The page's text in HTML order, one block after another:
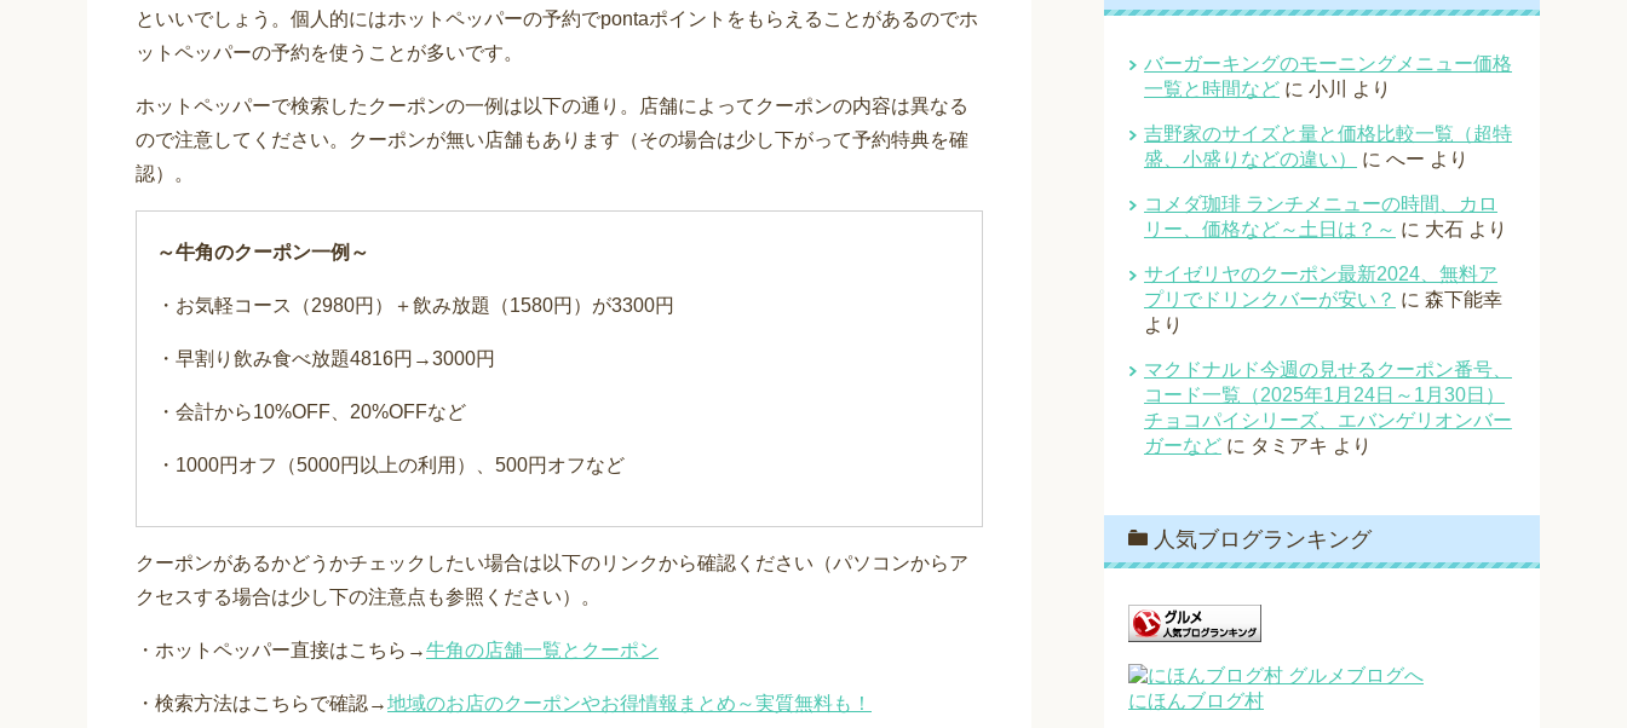
といいでしょう。個人的にはホットペッパーの予約でpontaポイントをもらえることがあるのでホ
ットペッパーの予約を使うことが多いです。
ホットペッパーで検索したクーポンの一例は以下の通り。店舗によってクーポンの内容は異なる
ので注意してください。クーポンが無い店舗もあります（その場合は少し下がって予約特典を確
認）。
～牛角のクーポン一例～
・お気軽コース（2980円）＋飲み放題（1580円）が3300円
・早割り飲み食べ放題4816円→3000円
・会計から10%OFF、20%OFFなど
・1000円オフ（5000円以上の利用）、500円オフなど
クーポンがあるかどうかチェックしたい場合は以下のリンクから確認ください（パソコンからア
クセスする場合は少し下の注意点も参照ください）。
・ホットペッパー直接はこちら→牛角の店舗一覧とクーポン
・検索方法はこちらで確認→地域のお店のクーポンやお得情報まとめ～実質無料も！
バーガーキングのモーニングメニュー価格
一覧と時間など に 小川 より
吉野家のサイズと量と価格比較一覧（超特
盛、小盛りなどの違い）
に へー より
コメダ珈琲 ランチメニューの時間、カロ
リー、価格など～土日は？～ に 大石 より
サイゼリヤのクーポン最新2024、無料ア
プリでドリンクバーが安い？ に 森下能幸
より
マクドナルド今週の見せるクーポン番号、
コード一覧（2025年1月24日～1月30日）
チョコパイシリーズ、エバンゲリオンバー
ガーなど に タミアキ より
人気ブログランキング
にほんブログ村